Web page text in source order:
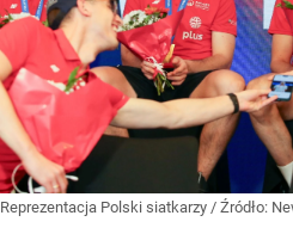
Reprezentacja Polski siatkarzy / Źródło: